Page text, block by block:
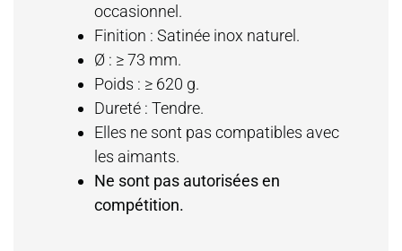
occasionnel.
Finition : Satinée inox naturel.
Ø : ≥ 73 mm.
Poids : ≥ 620 g.
Dureté : Tendre.
Elles ne sont pas compatibles avec
les aimants.
Ne sont pas autorisées en
compétition.